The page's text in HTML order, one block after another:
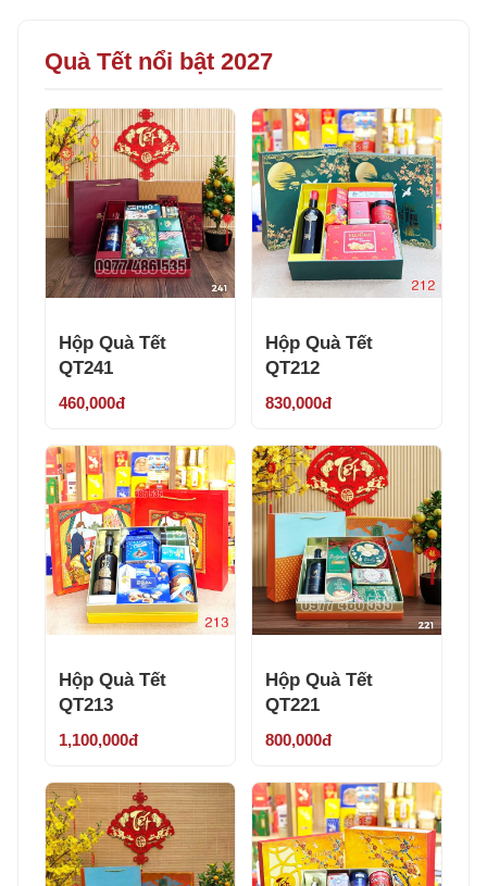
Quà Tết nổi bật 2027
Hộp Quà Tết
QT241
460,000đ
Hộp Quà Tết
QT212
830,000đ
Hộp Quà Tết
QT213
1,100,000đ
Hộp Quà Tết
QT221
800,000đ